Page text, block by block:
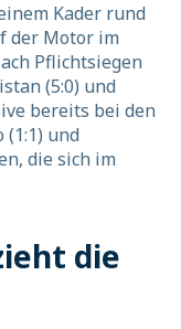
Kader rund
der Motor im
Pflichtsiegen
(5:0) und
bereits bei den
(1:1) und
die sich im
die